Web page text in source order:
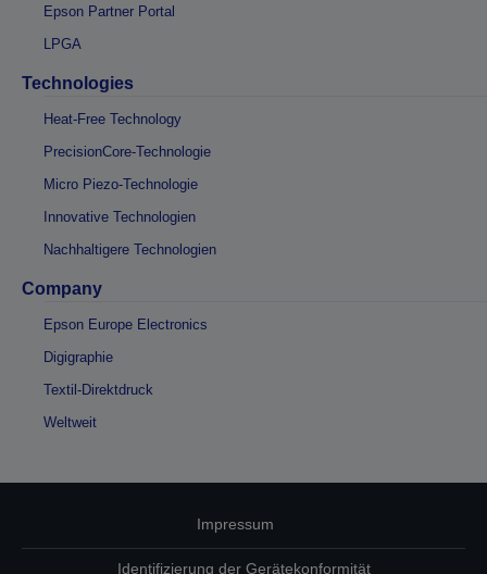
Epson Partner Portal
LPGA
Technologies
Heat-Free Technology
PrecisionCore-Technologie
Micro Piezo-Technologie
Innovative Technologien
Nachhaltigere Technologien
Company
Epson Europe Electronics
Digigraphie
Textil-Direktdruck
Weltweit
Impressum
Identifizierung der Gerätekonformität